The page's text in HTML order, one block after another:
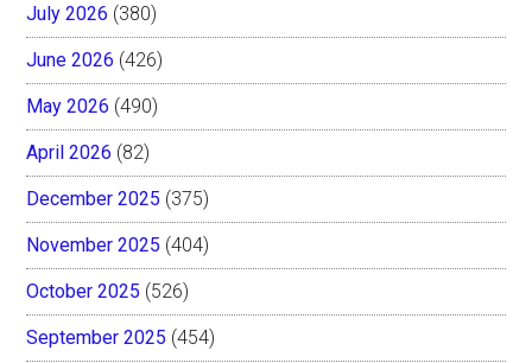
July 2026 (380)
June 2026 (426)
May 2026 (490)
April 2026 (82)
December 2025 (375)
November 2025 (404)
October 2025 (526)
September 2025 (454)